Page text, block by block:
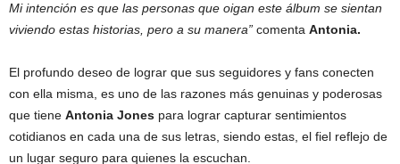
Mi intención es que las personas que oigan este álbum se sientan
viviendo estas historias, pero a su manera” comenta Antonia.
El profundo deseo de lograr que sus seguidores y fans conecten
con ella misma, es uno de las razones más genuinas y poderosas
que tiene Antonia Jones para lograr capturar sentimientos
cotidianos en cada una de sus letras, siendo estas, el fiel reflejo de
un lugar seguro para quienes la escuchan.